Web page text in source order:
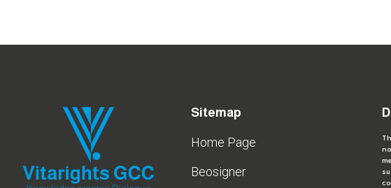
Sitemap
Home Page
Beosigner